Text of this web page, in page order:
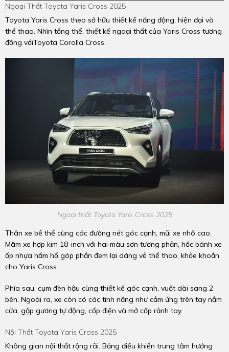
Ngoại Thất Toyota Yaris Cross 2025
Toyota Yaris Cross theo sở hữu thiết kế năng động, hiện đại và
thể thao. Nhìn tổng thể, thiết kế ngoại thất của Yaris Cross tương
đồng vớiToyota Corolla Cross.
Ngoại thất Toyota Yaris Cross 2025
Thân xe bề thế cùng các đường nét góc cạnh, mũi xe nhô cao.
Mâm xe hợp kim 18-inch với hai màu sơn tương phản, hốc bánh xe
ốp nhựa hầm hố góp phần đem lại dáng vẻ thể thao, khỏe khoắn
cho Yaris Cross.
Phía sau, cụm đèn hậu cùng thiết kế góc cạnh, vuốt dài sang 2
bên. Ngoài ra, xe còn có các tính năng như cảm ứng trên tay nắm
cửa, gập gương tự động, cốp điện và mở cốp rảnh tay.
Nội Thất Toyota Yaris Cross 2025
Không gian nội thất rộng rãi. Bảng điều khiển trung tâm hướng